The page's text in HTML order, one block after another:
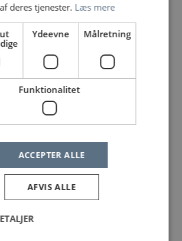
19. maj 2026
2026 fra kl. 9-15.
mellem Regionernes Løn- og
Kommunal for lægesekretærer m.fl.
København Ø
deres tjenester. Læs mere
Ydeevne Målretning
Funktionalitet
ACCEPTER ALLE
AFVIS ALLE